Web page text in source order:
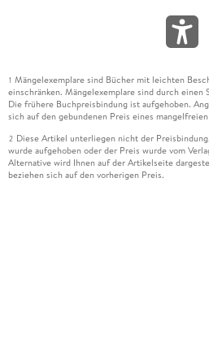
1 Mängelexemplare sind Bücher mit leichten
einschränken. Mängelexemplare sind durch einen
Die frühere Buchpreisbindung ist aufgehoben.
sich auf den gebundenen Preis eines mangelfreien
2 Diese Artikel unterliegen nicht der
wurde aufgehoben oder der Preis wurde vom
Alternative wird Ihnen auf der Artikelseite
beziehen sich auf den vorherigen Preis.